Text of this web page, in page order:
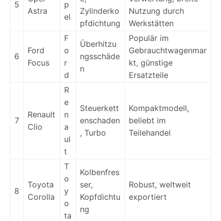
5
Astra
p
el
Zylinderko
pfdichtung
Nutzung durch
Werkstätten
6
Ford
Focus
F
o
r
d
Überhitzu
ngsschäde
n
Populär im
Gebrauchtwagenmar
kt, günstige
Ersatzteile
7
Renault
Clio
R
e
n
a
ul
t
Steuerkett
enschaden
, Turbo
Kompaktmodell,
beliebt im
Teilehandel
8
Toyota
Corolla
T
o
y
o
ta
Kolbenfres
ser,
Kopfdichtu
ng
Robust, weltweit
exportiert